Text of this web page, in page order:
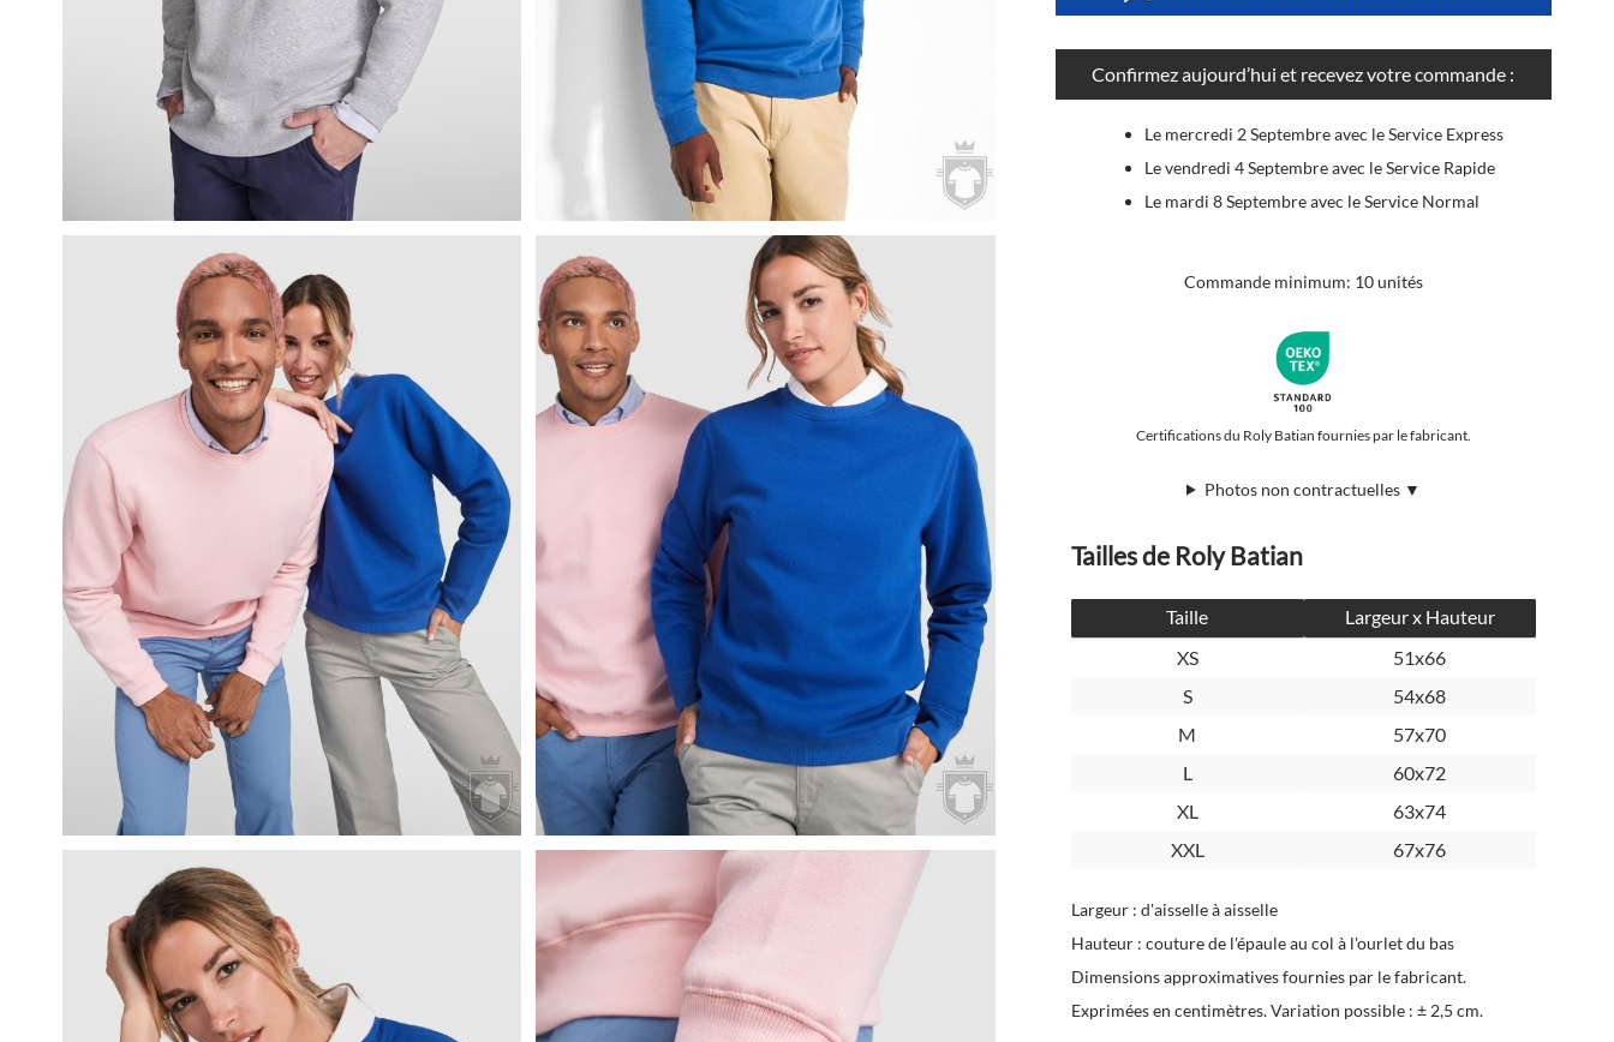
Confirmez aujourd’hui et recevez votre commande :
Le mercredi 2 Septembre avec le Service Express
Le vendredi 4 Septembre avec le Service Rapide
Le mardi 8 Septembre avec le Service Normal
Commande minimum: 10 unités
Certifications du Roly Batian fournies par le fabricant.
Photos non contractuelles ▼
Tailles de Roly Batian
Taille
Largeur x Hauteur
XS
51x66
S
54x68
M
57x70
L
60x72
XL
63x74
XXL
67x76
Largeur : d'aisselle à aisselle
Hauteur : couture de l'épaule au col à l'ourlet du bas
Dimensions approximatives fournies par le fabricant.
Exprimées en centimètres. Variation possible : ± 2,5 cm.